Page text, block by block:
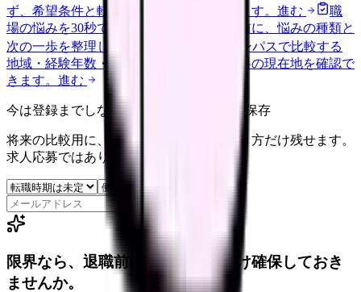
ず、希望条件と転職時期を自社で預かります。 進む
職
場の悩みを30秒で診断
辞めるべきか迷う前に、悩みの種類と
次の一歩を整理します。
給料コンパスで比較する
地域・経験年数・施設形態から、今の給料の現在地を確認で
きます。 進む
今は登録までしない人向け: 希望条件だけ保存
将来の比較用に、転職時期と気になる働き方だけ残せます。
求人応募ではありません。
限界なら、退職前に次の逃げ道だけ確保しておき
ませんか。